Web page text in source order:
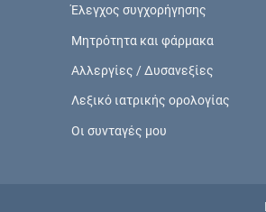
Έλεγχος συγχορήγησης
Μητρότητα και φάρμακα
Αλλεργίες / Δυσανεξίες
Λεξικό ιατρικής ορολογίας
Οι συνταγές μου